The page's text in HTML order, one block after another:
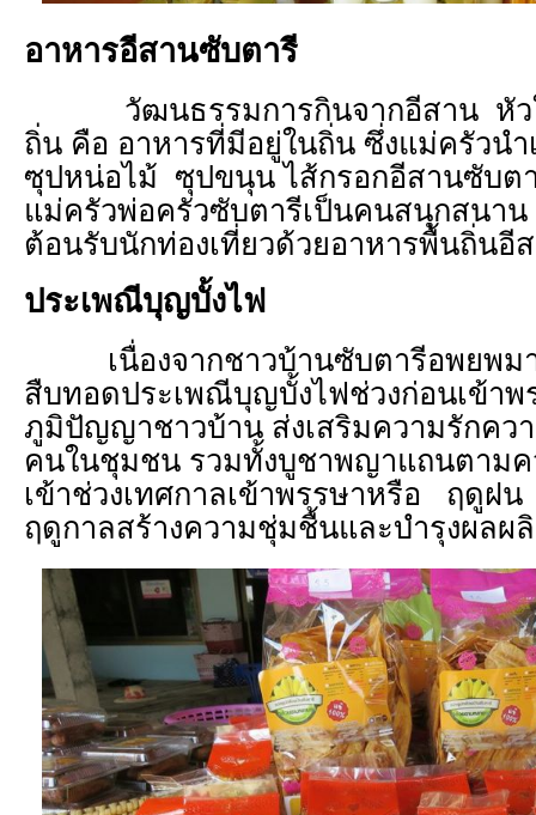
อาหารอีสานซับตารี
วัฒนธรรมการกินจากอีสาน หัวใ
ถิ่น คือ อาหารที่มีอยู่ในถิ่น ซึ่งแม่ครัวน
ซุปหน่อไม้ ซุปขนุน ไส้กรอกอีสานซับต
แม่ครัวพ่อครัวซับตารีเป็นคนสนุกสนาน
ต้อนรับนักท่องเที่ยวด้วยอาหารพื้นถิ่นอี
ประเพณีบุญบั้งไฟ
เนื่องจากชาวบ้านซับตารีอพยพมา
สืบทอดประเพณีบุญบั้งไฟช่วงก่อนเข้าพ
ภูมิปัญญาชาวบ้าน ส่งเสริมความรักคว
คนในชุมชน รวมทั้งบูชาพญาแถนตามค
เข้าช่วงเทศกาลเข้าพรรษาหรือ ฤดูฝ
ฤดูกาลสร้างความชุ่มชื้นและบำรุงผล